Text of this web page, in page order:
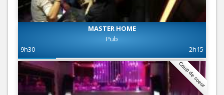
MASTER HOME
Pub
9h30
2h15
Coup de coeur